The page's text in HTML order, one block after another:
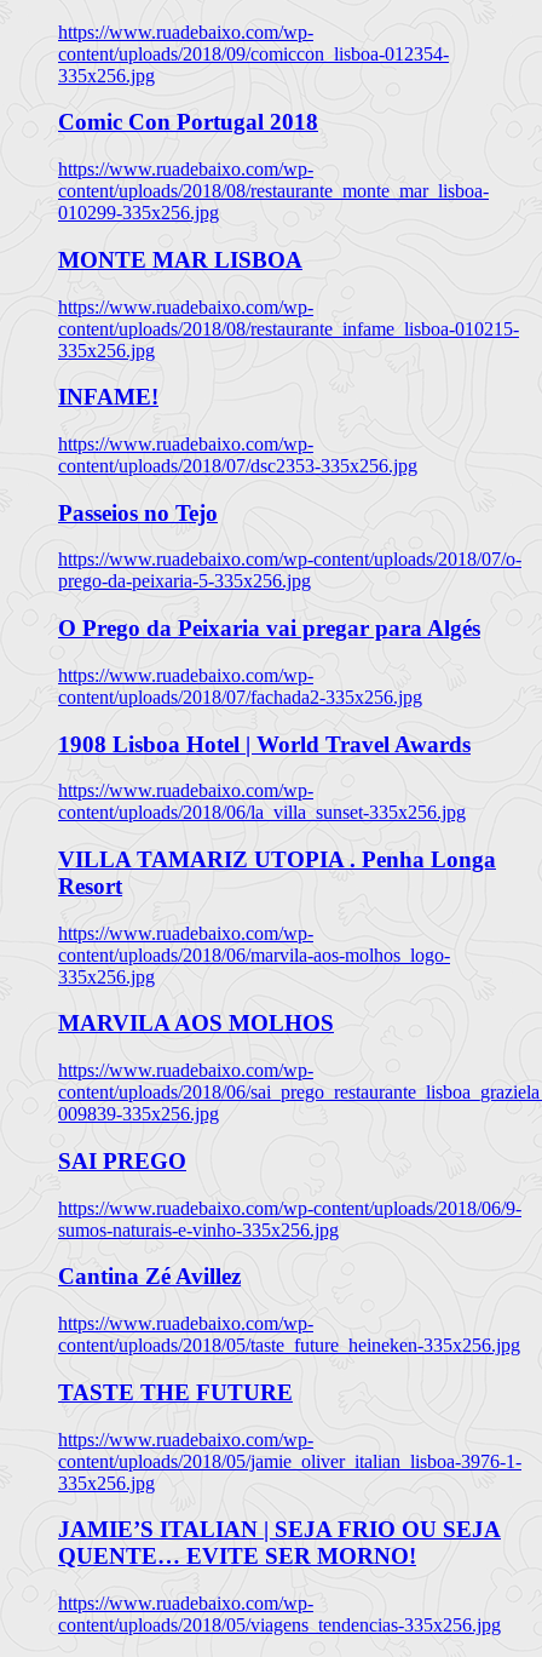
https://www.ruadebaixo.com/wp-
content/uploads/2018/09/comiccon_lisboa-012354-
335x256.jpg
Comic Con Portugal 2018
https://www.ruadebaixo.com/wp-
content/uploads/2018/08/restaurante_monte_mar_lisboa-
010299-335x256.jpg
MONTE MAR LISBOA
https://www.ruadebaixo.com/wp-
content/uploads/2018/08/restaurante_infame_lisboa-010215-
335x256.jpg
INFAME!
https://www.ruadebaixo.com/wp-
content/uploads/2018/07/dsc2353-335x256.jpg
Passeios no Tejo
https://www.ruadebaixo.com/wp-content/uploads/2018/07/o-
prego-da-peixaria-5-335x256.jpg
O Prego da Peixaria vai pregar para Algés
https://www.ruadebaixo.com/wp-
content/uploads/2018/07/fachada2-335x256.jpg
1908 Lisboa Hotel | World Travel Awards
https://www.ruadebaixo.com/wp-
content/uploads/2018/06/la_villa_sunset-335x256.jpg
VILLA TAMARIZ UTOPIA . Penha Longa
Resort
https://www.ruadebaixo.com/wp-
content/uploads/2018/06/marvila-aos-molhos_logo-
335x256.jpg
MARVILA AOS MOLHOS
https://www.ruadebaixo.com/wp-
content/uploads/2018/06/
009839-335x256.jpg
SAI PREGO
https://www.ruadebaixo.com/wp-content/uploads/2018/06/9-
sumos-naturais-e-vinho-335x256.jpg
Cantina Zé Avillez
https://www.ruadebaixo.com/wp-
content/uploads/2018/05/taste_future_heineken-335x256.jpg
TASTE THE FUTURE
https://www.ruadebaixo.com/wp-
content/uploads/2018/05/jamie_oliver_italian_lisboa-3976-1-
335x256.jpg
JAMIE’S ITALIAN | SEJA FRIO OU SEJA
QUENTE… EVITE SER MORNO!
https://www.ruadebaixo.com/wp-
content/uploads/2018/05/viagens_tendencias-335x256.jpg